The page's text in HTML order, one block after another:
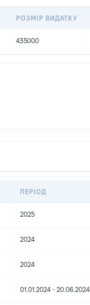
РОЗМІР ВИДАТКУ
435000
ПЕРІОД
2025
2024
2024
01.01.2024 - 20.06.2024